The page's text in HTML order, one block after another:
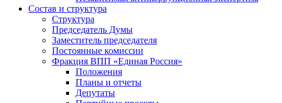
Состав и структура
Структура
Председатель Думы
Заместитель председателя
Постоянные комиссии
Фракция ВПП «Единая Россия»
Положения
Планы и отчеты
Депутаты